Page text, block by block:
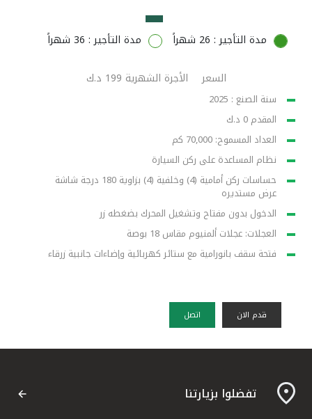
مدة التأجير : 26 شهراً مدة التأجير : 36 شهراً
السعر الأجرة الشهرية 199 د.ك
سنة الصنع : 2025
المقدم 0 د.ك
العداد المسموح: 70,000 كم
نظام المساعدة على ركن السيارة
حساسات ركن أمامية (4) وخلفية (4) بزاوية 180 درجة شاشة
عرض مستديره
الدخول بدون مفتاح وتشغيل المحرك بضغطه زر
العجلات: عجلات ألمنيوم مقاس 18 بوصة
فتحة سقف بانورامية مع ستائر كهربائية وإضاءات جانبية زرقاء
قدم الان اتصل
تفضلوا بزيارتنا